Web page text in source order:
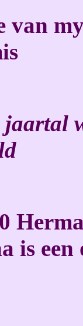
van
jaartal
is